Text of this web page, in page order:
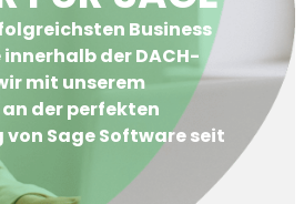
Business
der DACH-
mit unserem
der perfekten
Sage Software seit